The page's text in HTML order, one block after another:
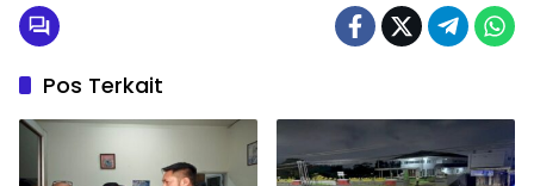
Pos Terkait